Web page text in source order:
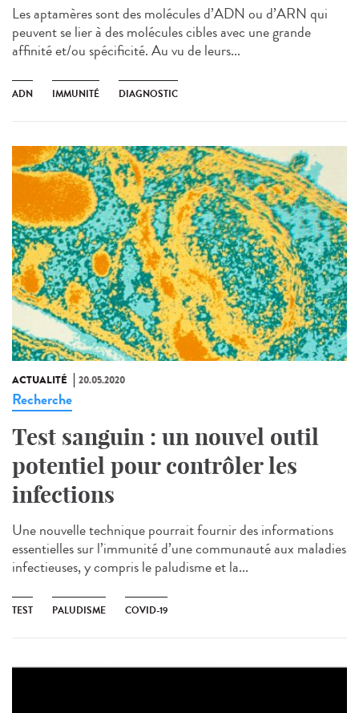
Les aptamères sont des molécules d’ADN ou d’ARN qui
peuvent se lier à des molécules cibles avec une grande
affinité et/ou spécificité. Au vu de leurs...
ADN IMMUNITÉ DIAGNOSTIC
ACTUALITÉ 20.05.2020
Recherche
Test sanguin : un nouvel outil
potentiel pour contrôler les
infections
Une nouvelle technique pourrait fournir des informations
essentielles sur l’immunité d’une communauté aux maladies
infectieuses, y compris le paludisme et la...
TEST PALUDISME COVID-19